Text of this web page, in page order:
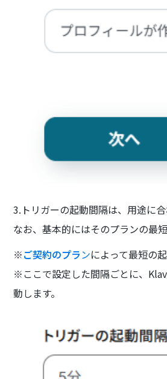
3.トリガーの起動間隔は、用途に
なお、基本的にはそのプランの最
※ご契約のプランによって最短の
※ここで設定した間隔ごとに、
動します。